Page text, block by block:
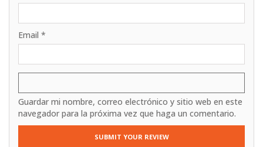
Email *
Guardar mi nombre, correo electrónico y sitio web en este
navegador para la próxima vez que haga un comentario.